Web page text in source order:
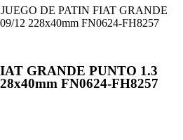
DE PATIN FIAT GRANDE
12 228x40mm FN0624-FH8257
GRANDE PUNTO 1.3
FN0624-FH8257